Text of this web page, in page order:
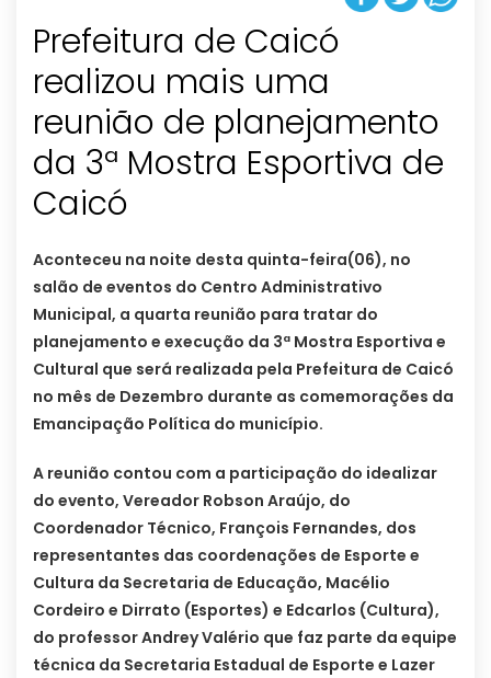
Prefeitura de Caicó
realizou mais uma
reunião de planejamento
da 3ª Mostra Esportiva de
Caicó
Aconteceu na noite desta quinta-feira(06), no
salão de eventos do Centro Administrativo
Municipal, a quarta reunião para tratar do
planejamento e execução da 3ª Mostra Esportiva e
Cultural que será realizada pela Prefeitura de Caicó
no mês de Dezembro durante as comemorações da
Emancipação Política do município.
A reunião contou com a participação do idealizar
do evento, Vereador Robson Araújo, do
Coordenador Técnico, François Fernandes, dos
representantes das coordenações de Esporte e
Cultura da Secretaria de Educação, Macélio
Cordeiro e Dirrato (Esportes) e Edcarlos (Cultura),
do professor Andrey Valério que faz parte da equipe
técnica da Secretaria Estadual de Esporte e Lazer